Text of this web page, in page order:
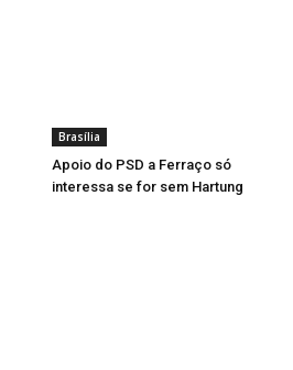
Brasília
Apoio do PSD a Ferraço só
interessa se for sem Hartung